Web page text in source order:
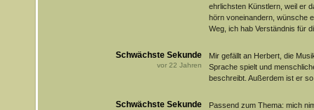
ehrlichsten Künstlern, weil er
hörn voneinandern, wünsche
Weg, ich hab Verständnis für
Schwächste Sekunde
vor 22 Jahren
Mir gefällt an Herbert, die
Sprache spielt und
beschreibt. Außerdem ist er
Schwächste Sekunde
Passend zum Thema: mich